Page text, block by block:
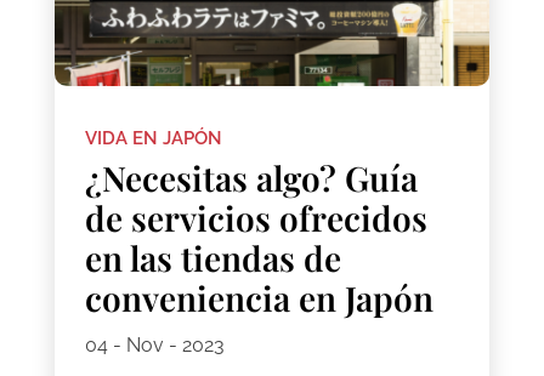
VIDA EN JAPÓN
¿Necesitas algo? Guía
de servicios ofrecidos
en las tiendas de
conveniencia en Japón
04 - Nov - 2023